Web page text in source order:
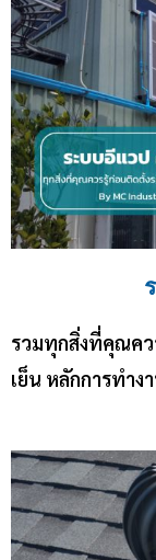
รวมทุกสิ่งที่คุณค
เย็น หลักการทำ